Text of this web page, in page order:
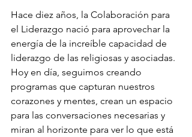
Hace diez años, la Colaboración para
el Liderazgo nació para aprovechar la
energía de la increíble capacidad de
liderazgo de las religiosas y asociadas.
Hoy en día, seguimos creando
programas que capturan nuestros
corazones y mentes, crean un espacio
para las conversaciones necesarias y
miran al horizonte para ver lo que está